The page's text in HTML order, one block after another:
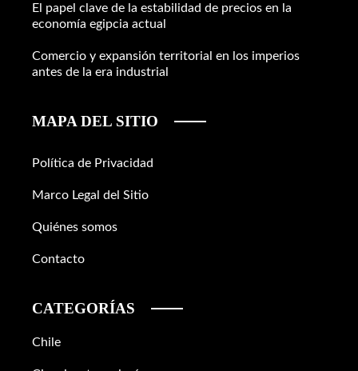
El papel clave de la estabilidad de precios en la
economía egipcia actual
Comercio y expansión territorial en los imperios
antes de la era industrial
MAPA DEL SITIO
Política de Privacidad
Marco Legal del Sitio
Quiénes somos
Contacto
CATEGORÍAS
Chile